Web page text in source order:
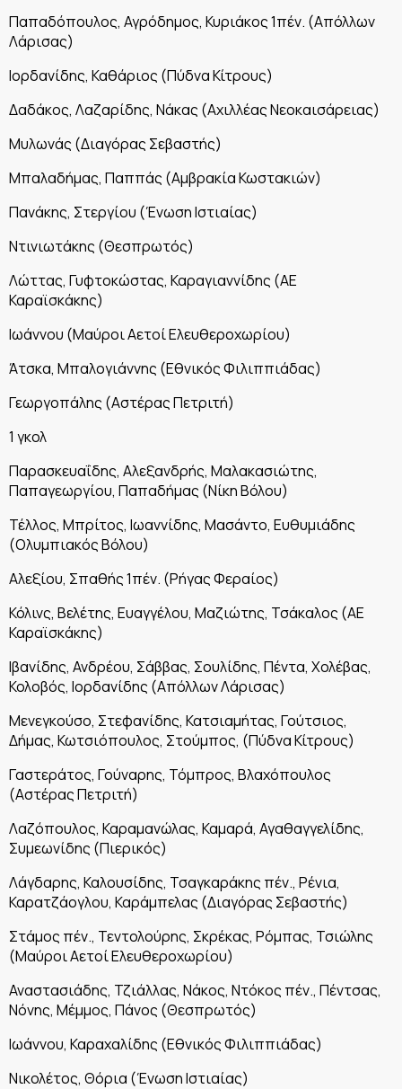
Παπαδόπουλος, Αγρόδημος, Κυριάκος 1πέν. (Απόλλων
Λάρισας)
Ιορδανίδης, Καθάριος (Πύδνα Κίτρους)
Δαδάκος, Λαζαρίδης, Νάκας (Αχιλλέας Νεοκαισάρειας)
Μυλωνάς (Διαγόρας Σεβαστής)
Μπαλαδήμας, Παππάς (Αμβρακία Κωστακιών)
Πανάκης, Στεργίου (Ένωση Ιστιαίας)
Ντινιωτάκης (Θεσπρωτός)
Λώττας, Γυφτοκώστας, Καραγιαννίδης (ΑΕ
Καραϊσκάκης)
Ιωάννου (Μαύροι Αετοί Ελευθεροχωρίου)
Άτσκα, Μπαλογιάννης (Εθνικός Φιλιππιάδας)
Γεωργοπάλης (Αστέρας Πετριτή)
1 γκολ
Παρασκευαΐδης, Αλεξανδρής, Μαλακασιώτης,
Παπαγεωργίου, Παπαδήμας (Νίκη Βόλου)
Τέλλος, Μπρίτος, Ιωαννίδης, Μασάντο, Ευθυμιάδης
(Ολυμπιακός Βόλου)
Αλεξίου, Σπαθής 1πέν. (Ρήγας Φεραίος)
Κόλινς, Βελέτης, Ευαγγέλου, Μαζιώτης, Τσάκαλος (ΑΕ
Καραϊσκάκης)
Ιβανίδης, Ανδρέου, Σάββας, Σουλίδης, Πέντα, Χολέβας,
Κολοβός, Ιορδανίδης (Απόλλων Λάρισας)
Μενεγκούσο, Στεφανίδης, Κατσιαμήτας, Γούτσιος,
Δήμας, Κωτσιόπουλος, Στούμπος, (Πύδνα Κίτρους)
Γαστεράτος, Γούναρης, Τόμπρος, Βλαχόπουλος
(Αστέρας Πετριτή)
Λαζόπουλος, Καραμανώλας, Καμαρά, Αγαθαγγελίδης,
Συμεωνίδης (Πιερικός)
Λάγδαρης, Καλουσίδης, Τσαγκαράκης πέν., Ρένια,
Καρατζάογλου, Καράμπελας (Διαγόρας Σεβαστής)
Στάμος πέν., Τεντολούρης, Σκρέκας, Ρόμπας, Τσιώλης
(Μαύροι Αετοί Ελευθεροχωρίου)
Αναστασιάδης, Τζιάλλας, Νάκος, Ντόκος πέν., Πέντσας,
Νόνης, Μέμμος, Πάνος (Θεσπρωτός)
Ιωάννου, Καραχαλίδης (Εθνικός Φιλιππιάδας)
Νικολέτος, Θόρια (Ένωση Ιστιαίας)